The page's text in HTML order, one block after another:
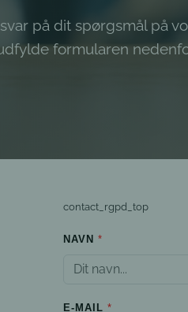
på dit spørgsmål på
formularen
contact_rgpd_top
NAVN
E-MAIL